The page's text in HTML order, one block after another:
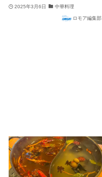
2025年3月6日 中華料理
ロモア編集部